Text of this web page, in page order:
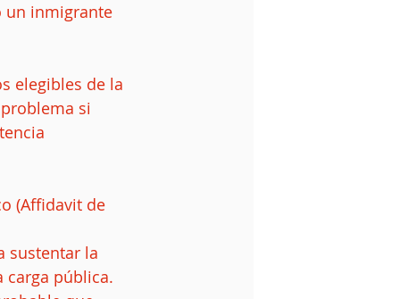
un inmigrante
elegibles de la
si
(Affidavit de
sustentar la
carga pública.